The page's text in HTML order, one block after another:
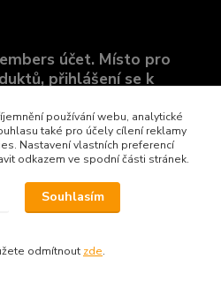
účet. Místo pro
přihlášení se k
by AVEMAX
používání webu, analytické
také pro účely cílení reklamy
Nastavení vlastních preferencí
odkazem ve spodní části stránek.
Souhlasím
odmítnout zde.